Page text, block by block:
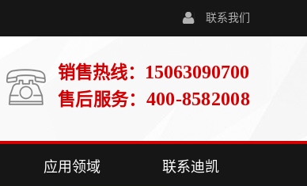
联系我们
销售热线： 15063090700
售后服务： 400-8582008
应用领域 联系迪凯